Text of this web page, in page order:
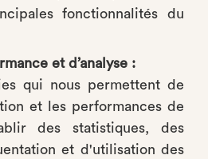
fonctionnalités du
et d’analyse :
qui nous permettent de
et les performances de
des statistiques, des
et d'utilisation des